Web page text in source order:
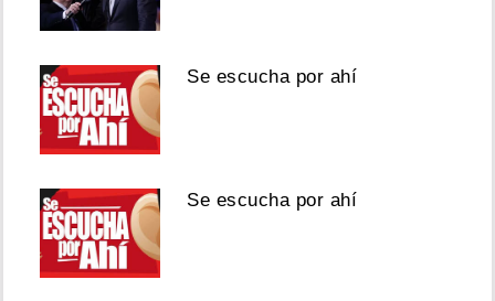
Se escucha por ahí
Se escucha por ahí